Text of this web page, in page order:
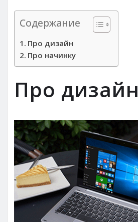
Содержание
Про дизайн
Про начинку
Про дизайн